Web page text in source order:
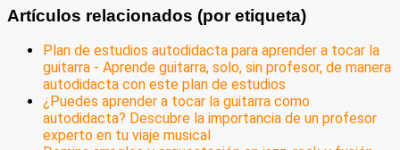
Artículos relacionados (por etiqueta)
Plan de estudios autodidacta para aprender a tocar la
guitarra - Aprende guitarra, solo, sin profesor, de manera
autodidacta con este plan de estudios
¿Puedes aprender a tocar la guitarra como
autodidacta? Descubre la importancia de un profesor
experto en tu viaje musical